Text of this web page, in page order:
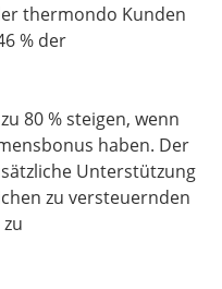
thermondo Kunden
% der
80 % steigen, wenn
haben. Der
Unterstützung
zu versteuernden